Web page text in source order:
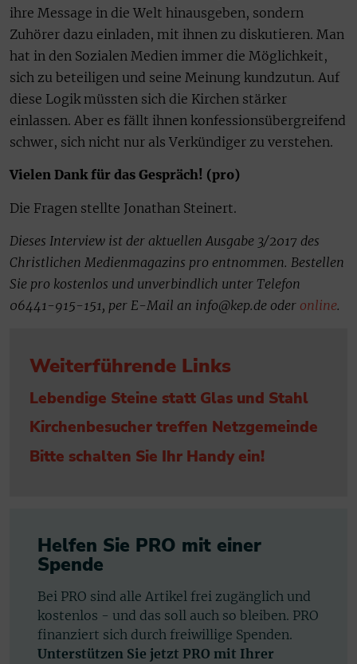
ihre Message in die Welt hinausgeben, sondern
Zuhörer dazu einladen, mit ihnen zu diskutieren. Man
hat in den Sozialen Medien immer die Möglichkeit,
sich zu beteiligen und seine Meinung kundzutun. Auf
diese Logik müssten sich die Kirchen stärker
einlassen. Aber es fällt ihnen konfessionsübergreifend
schwer, sich nicht nur als Verkündiger zu verstehen.
Vielen Dank für das Gespräch! (pro)
Die Fragen stellte Jonathan Steinert.
Dieses Interview ist der aktuellen Ausgabe 3/2017 des
Christlichen Medienmagazins pro entnommen. Bestellen
Sie pro kostenlos und unverbindlich unter Telefon
06441-915-151, per E-Mail an info@kep.de oder online.
Weiterführende Links
Lebendige Steine statt Glas und Stahl
Kirchenbesucher treffen Netzgemeinde
Bitte schalten Sie Ihr Handy ein!
Helfen Sie PRO mit einer
Spende
Bei PRO sind alle Artikel frei zugänglich und
kostenlos - und das soll auch so bleiben. PRO
finanziert sich durch freiwillige Spenden.
Unterstützen Sie jetzt PRO mit Ihrer